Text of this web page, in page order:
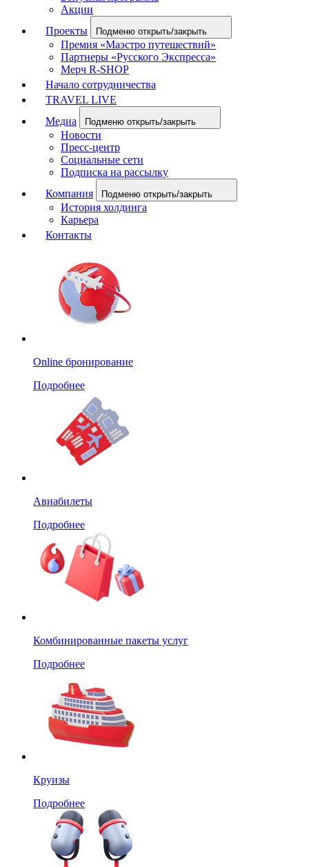
Акции
Проекты
Подменю открыть/закрыть
Премия «Маэстро путешествий»
Партнеры «Русского Экспресса»
Мерч R-SHOP
Начало сотрудничества
TRAVEL LIVE
Медиа
Подменю открыть/закрыть
Новости
Пресс-центр
Социальные сети
Подписка на рассылку
Компания
Подменю открыть/закрыть
История холдинга
Карьера
Контакты
Online бронирование
Подробнее
Авиабилеты
Подробнее
Комбинированные пакеты услуг
Подробнее
Круизы
Подробнее